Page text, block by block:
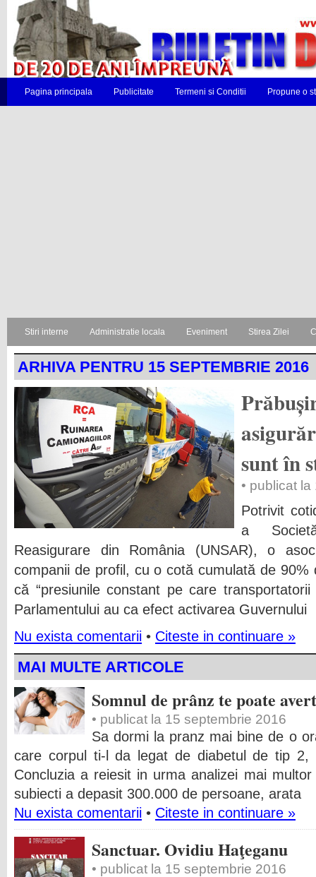
Pagina principala Publicitate Termeni si Conditii Propune o
Stiri interne Administratie locala Eveniment Stirea Zilei
ARHIVA PENTRU 15 SEPTEMBRIE 2016
sunt în
• publicat
Potrivit
a
Reasigurare din România (UNSAR), o
companii de profil, cu o cotă cumulată de 90%
că “presiunile constant pe care
Parlamentului au ca efect activarea Guvernului
Nu exista comentarii • Citeste in continuare »
MAI MULTE ARTICOLE
Somnul de prânz te poate
• publicat la 15 septembrie 2016
Sa dormi la pranz mai bine de o
care corpul ti-l da legat de diabetul de tip 2,
Concluzia a reiesit in urma analizei mai
subiecti a depasit 300.000 de persoane, arata
Nu exista comentarii • Citeste in continuare »
Sanctuar. Ovidiu Haţeganu
• publicat la 15 septembrie 2016